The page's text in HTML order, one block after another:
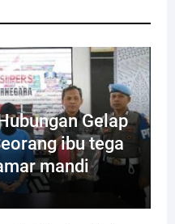
Gelap
ibu tega
mandi